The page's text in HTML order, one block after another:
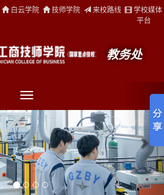
学校媒体
平台
来校路线
技师学院
白云学院
教务处